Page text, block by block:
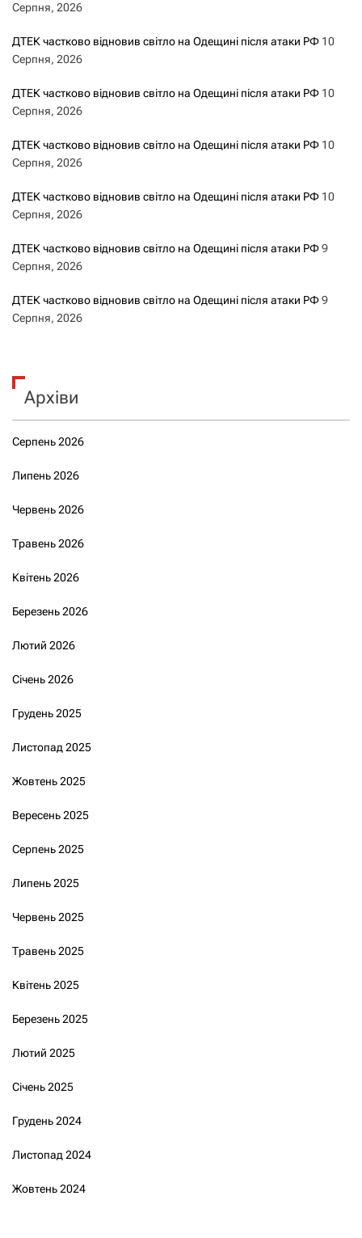
Серпня, 2026
ДТЕК частково відновив світло на Одещині після атаки РФ 10
Серпня, 2026
ДТЕК частково відновив світло на Одещині після атаки РФ 10
Серпня, 2026
ДТЕК частково відновив світло на Одещині після атаки РФ 10
Серпня, 2026
ДТЕК частково відновив світло на Одещині після атаки РФ 10
Серпня, 2026
ДТЕК частково відновив світло на Одещині після атаки РФ9
Серпня, 2026
ДТЕК частково відновив світло на Одещині після атаки РФ9
Серпня, 2026
Архіви
Серпень 2026
Липень 2026
Червень 2026
Травень 2026
Квітень 2026
Березень 2026
Лютий 2026
Січень 2026
Грудень 2025
Листопад 2025
Жовтень 2025
Вересень 2025
Серпень 2025
Липень 2025
Червень 2025
Травень 2025
Квітень 2025
Березень 2025
Лютий 2025
Січень 2025
Грудень 2024
Листопад 2024
Жовтень 2024